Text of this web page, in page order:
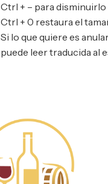
Ctrl + – para disminuirlo
Ctrl + 0 restaura el
Si lo que quiere es
puede leer traducida al